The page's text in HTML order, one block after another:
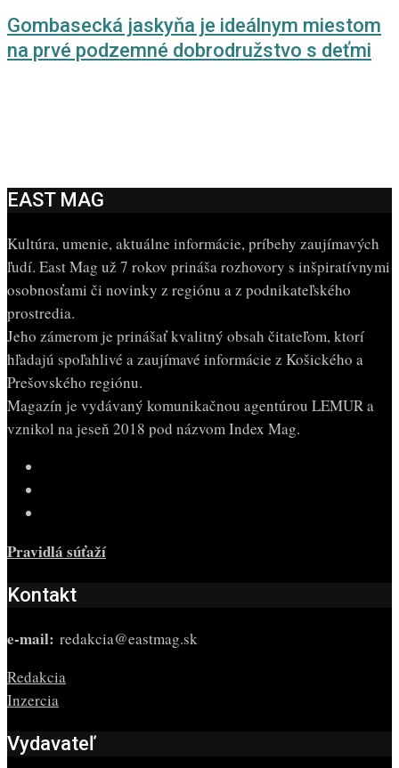
Gombasecká jaskyňa je ideálnym miestom
na prvé podzemné dobrodružstvo s deťmi
EAST MAG
Kultúra, umenie, aktuálne informácie, príbehy zaujímavých
ľudí. East Mag už 7 rokov prináša rozhovory s inšpiratívnymi
osobnosťami či novinky z regiónu a z podnikateľského
prostredia.
Jeho zámerom je prinášať kvalitný obsah čitateľom, ktorí
hľadajú spoľahlivé a zaujímavé informácie z Košického a
Prešovského regiónu.
Magazín je vydávaný komunikačnou agentúrou LEMUR a
vznikol na jeseň 2018 pod názvom Index Mag.
Pravidlá súťaží
Kontakt
e-mail: redakcia@eastmag.sk
Redakcia
Inzercia
Vydavateľ